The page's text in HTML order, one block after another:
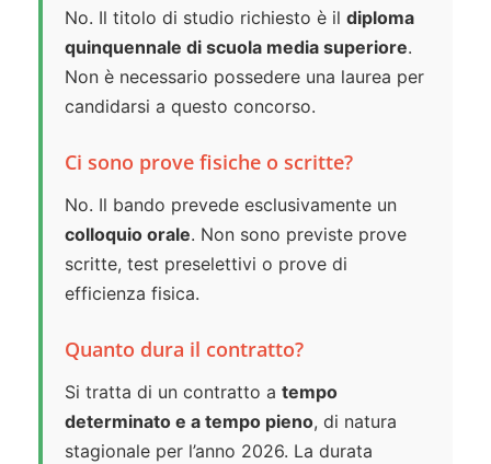
No. Il titolo di studio richiesto è il diploma
quinquennale di scuola media superiore.
Non è necessario possedere una laurea per
candidarsi a questo concorso.
Ci sono prove fisiche o scritte?
No. Il bando prevede esclusivamente un
colloquio orale. Non sono previste prove
scritte, test preselettivi o prove di
efficienza fisica.
Quanto dura il contratto?
Si tratta di un contratto a tempo
determinato e a tempo pieno, di natura
stagionale per l’anno 2026. La durata